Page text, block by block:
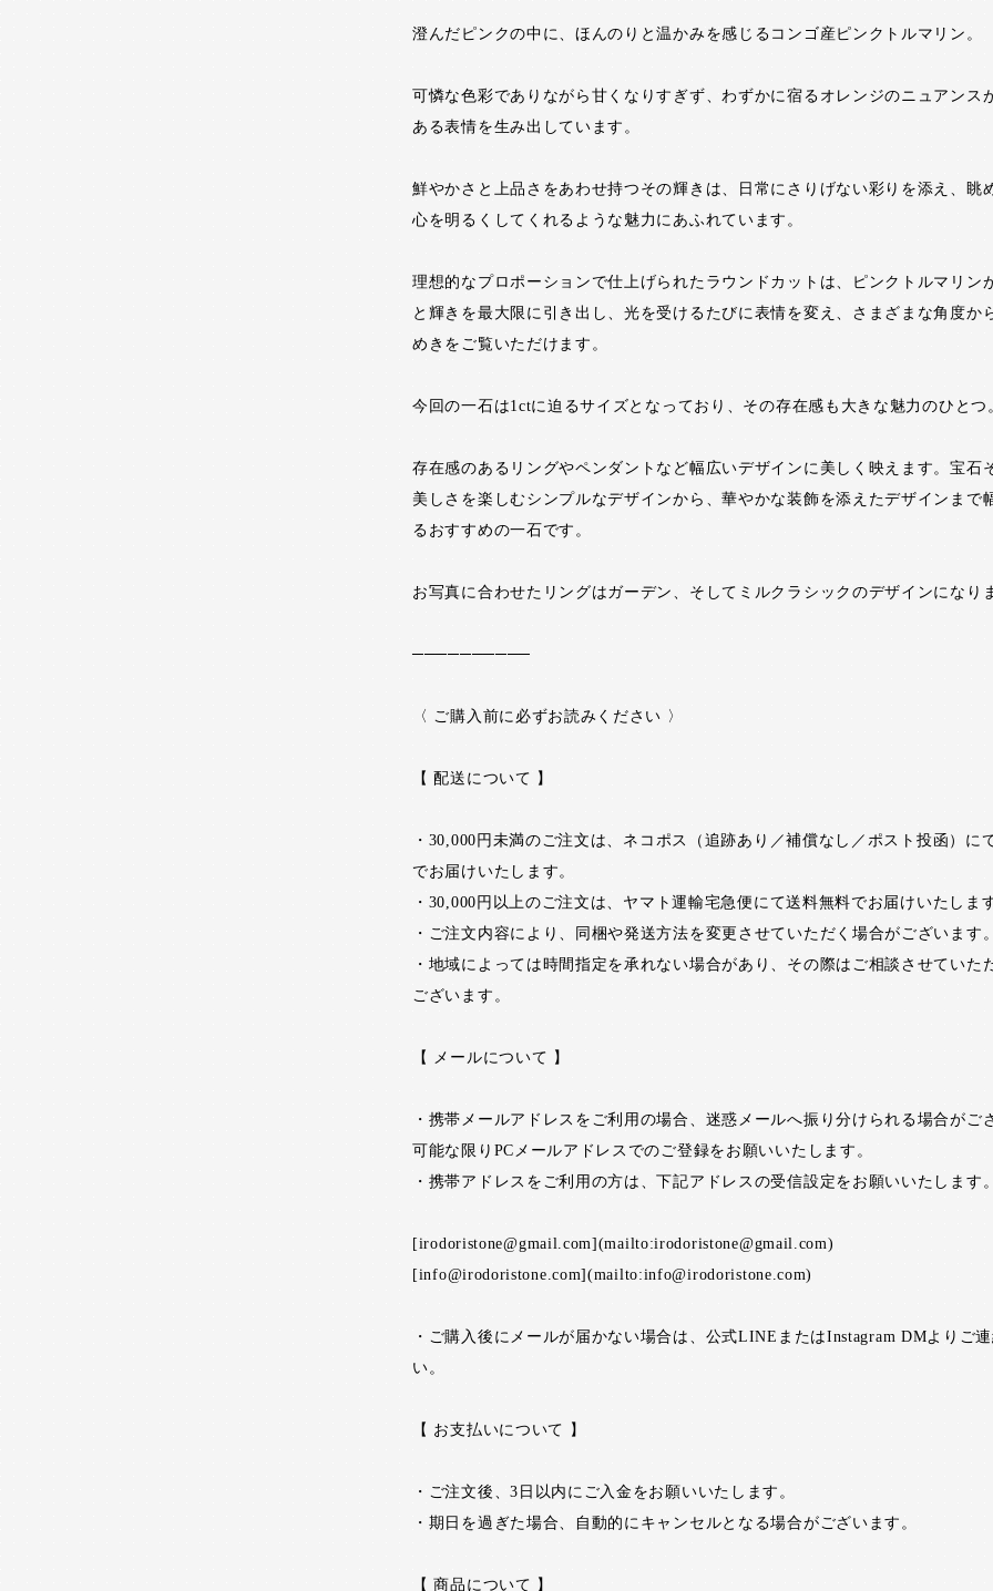
澄んだピンクの中に、ほんのりと温かみを感じるコンゴ産ピンクトルマリン。
可憐な色彩でありながら甘くなりすぎず、わずかに宿るオレンジのニュアンス
ある表情を生み出しています。
鮮やかさと上品さをあわせ持つその輝きは、日常にさりげない彩りを添え、眺
心を明るくしてくれるような魅力にあふれています。
理想的なプロポーションで仕上げられたラウンドカットは、ピンクトルマリン
と輝きを最大限に引き出し、光を受けるたびに表情を変え、さまざまな角度か
めきをご覧いただけます。
今回の一石は1ctに迫るサイズとなっており、その存在感も大きな魅力のひとつ
存在感のあるリングやペンダントなど幅広いデザインに美しく映えます。宝石
美しさを楽しむシンプルなデザインから、華やかな装飾を添えたデザインまで
るおすすめの一石です。
お写真に合わせたリングはガーデン、そしてミルクラシックのデザインになり
──────────
〈 ご購入前に必ずお読みください 〉
【 配送について 】
・30,000円未満のご注文は、ネコポス（追跡あり／補償なし／ポスト投函）に
でお届けいたします。
・30,000円以上のご注文は、ヤマト運輸宅急便にて送料無料でお届けいたします
・ご注文内容により、同梱や発送方法を変更させていただく場合がございます。
・地域によっては時間指定を承れない場合があり、その際はご相談させていた
ございます。
【 メールについて 】
・携帯メールアドレスをご利用の場合、迷惑メールへ振り分けられる場合がご
可能な限りPCメールアドレスでのご登録をお願いいたします。
・携帯アドレスをご利用の方は、下記アドレスの受信設定をお願いいたします。
[irodoristone@gmail.com](mailto:irodoristone@gmail.com)
[info@irodoristone.com](mailto:info@irodoristone.com)
・ご購入後にメールが届かない場合は、公式LINEまたはInstagram DMよりご連
い。
【 お支払いについて 】
・ご注文後、3日以内にご入金をお願いいたします。
・期日を過ぎた場合、自動的にキャンセルとなる場合がございます。
【 商品について 】